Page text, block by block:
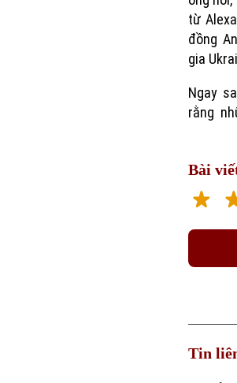
từ
đồng
gia
Ngay
rằng
Bài
Tin